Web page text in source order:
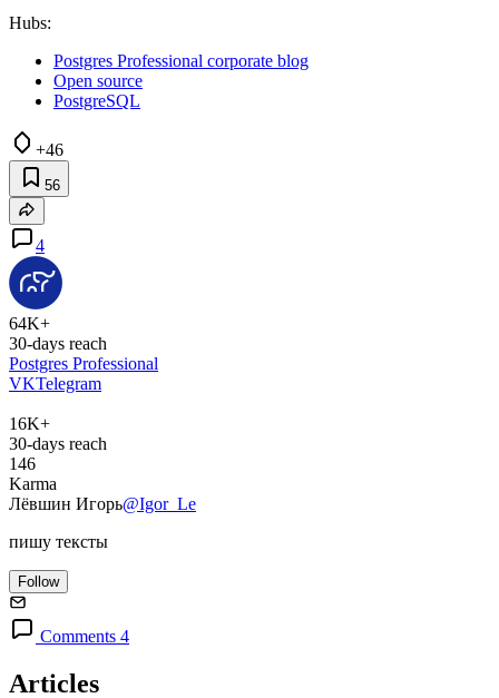
Hubs:
Postgres Professional corporate blog
Open source
PostgreSQL
+46
56
4
64K+
30-days reach
Postgres Professional
VKTelegram
16K+
30-days reach
146
Karma
Лёвшин Игорь@Igor_Le
пишу тексты
Follow
Comments 4
Articles